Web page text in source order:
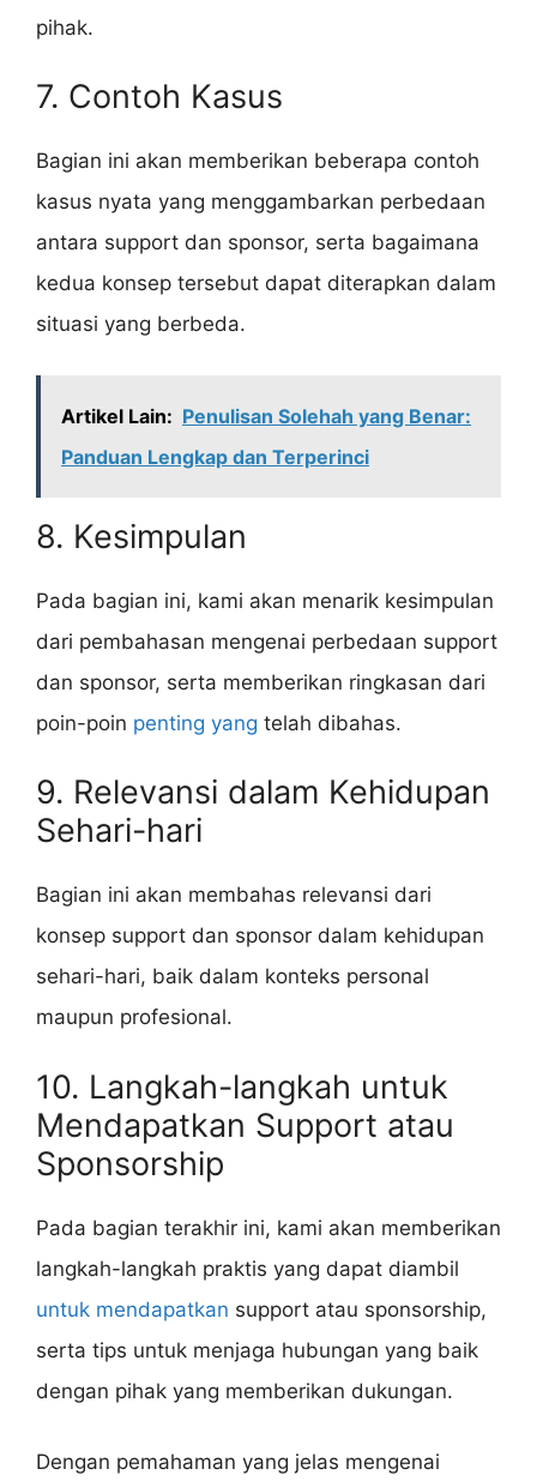
pihak.
7. Contoh Kasus
Bagian ini akan memberikan beberapa contoh
kasus nyata yang menggambarkan perbedaan
antara support dan sponsor, serta bagaimana
kedua konsep tersebut dapat diterapkan dalam
situasi yang berbeda.
Artikel Lain: Penulisan Solehah yang Benar:
Panduan Lengkap dan Terperinci
8. Kesimpulan
Pada bagian ini, kami akan menarik kesimpulan
dari pembahasan mengenai perbedaan support
dan sponsor, serta memberikan ringkasan dari
poin-poin penting yang telah dibahas.
9. Relevansi dalam Kehidupan
Sehari-hari
Bagian ini akan membahas relevansi dari
konsep support dan sponsor dalam kehidupan
sehari-hari, baik dalam konteks personal
maupun profesional.
10. Langkah-langkah untuk
Mendapatkan Support atau
Sponsorship
Pada bagian terakhir ini, kami akan memberikan
langkah-langkah praktis yang dapat diambil
untuk mendapatkan support atau sponsorship,
serta tips untuk menjaga hubungan yang baik
dengan pihak yang memberikan dukungan.
Dengan pemahaman yang jelas mengenai